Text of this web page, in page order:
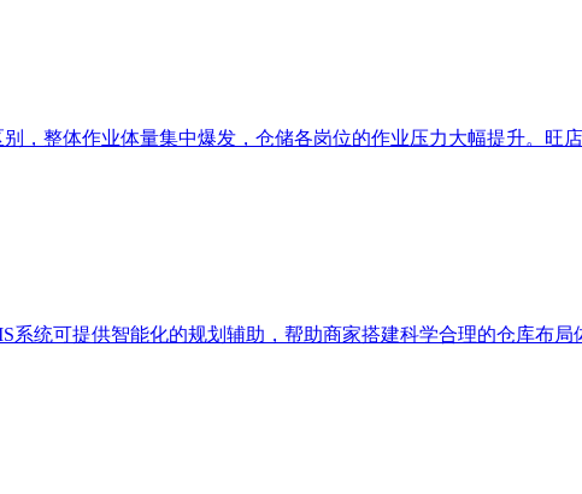
，整体作业体量集中爆发，仓储各岗位的作业压力大幅提升。旺
统可提供智能化的规划辅助，帮助商家搭建科学合理的仓库布局